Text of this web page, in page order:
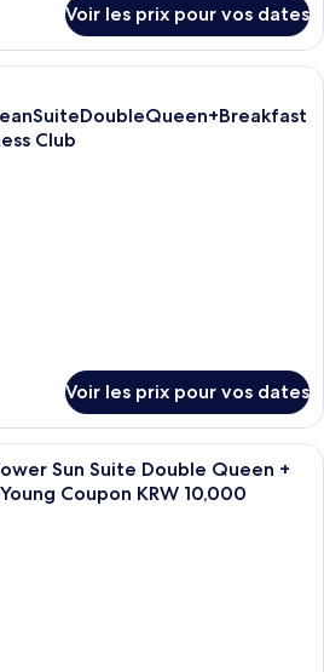
Voir les prix pour vos dates
Une chambre d’hôtel avec deux lits,
Club
Voir les prix pour vos dates
Une chambre d’hôtel moderne
Sun Suite Double Queen +
Coupon KRW 10,000